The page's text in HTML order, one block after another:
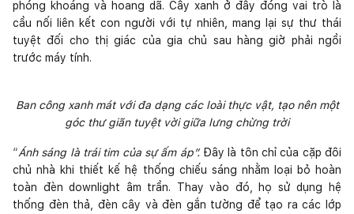
phóng khoáng và hoang dã. Cây xanh ở đây đóng vai trò là
cầu nối liên kết con người với tự nhiên, mang lại sự thư thái
tuyệt đối cho thị giác của gia chủ sau hàng giờ phải ngồi
trước máy tính.
Ban công xanh mát với đa dạng các loài thực vật, tạo nên một
góc thư giãn tuyệt vời giữa lưng chừng trời
“Ánh sáng là trái tim của sự ấm áp”. Đây là tôn chỉ của cặp đôi
chủ nhà khi thiết kế hệ thống chiếu sáng nhằm loại bỏ hoàn
toàn đèn downlight âm trần. Thay vào đó, họ sử dụng hệ
thống đèn thả, đèn cây và đèn gắn tường để tạo ra các lớp